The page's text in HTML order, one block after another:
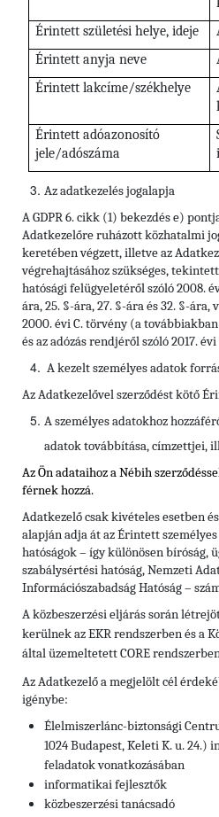
Érintett születési helye, ideje
Érintett anyja neve
Érintett lakcíme/székhelye
Érintett adóazonosító
jele/adószáma
Az adatkezelés jogalapja
A GDPR 6. cikk (1) bekezdés e)
Adatkezelőre ruházott közhatalmi
keretében végzett, illetve az
végrehajtásához szükséges,
hatósági felügyeletéről szóló 2008.
ára, 25. §-ára, 27. §-ára és 32. §-
2000. évi C. törvény (a
és az adózás rendjéről szóló 2017.
A kezelt személyes adatok
Az Adatkezelővel szerződést kötő
A személyes adatokhoz
adatok továbbítása, címzettjei,
Az Ön adataihoz a Nébih
férnek hozzá.
Adatkezelő csak kivételes esetben
alapján adja át az Érintett
hatóságok – így különösen bíróság,
szabálysértési hatóság, Nemzeti
Információszabadság Hatóság –
A közbeszerzési eljárás során
kerülnek az EKR rendszerben és a
által üzemeltetett CORE
Az Adatkezelő a megjelölt cél
igénybe:
Élelmiszerlánc-biztonsági
1024 Budapest, Keleti K. u.
feladatok vonatkozásában
informatikai fejlesztők
közbeszerzési tanácsadó